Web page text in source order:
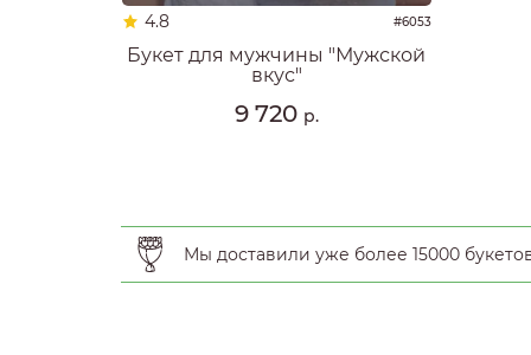
4.8 #6053
Букет для мужчины "Мужской
вкус"
9 720 р.
Мы доставили уже более 15000